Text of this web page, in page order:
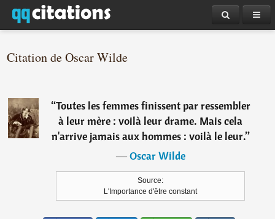
Citation de Oscar Wilde
“Toutes les femmes finissent par ressembler
à leur mère : voilà leur drame. Mais cela
n'arrive jamais aux hommes : voilà le leur.”
―Oscar Wilde
Source:
L'Importance d'être constant